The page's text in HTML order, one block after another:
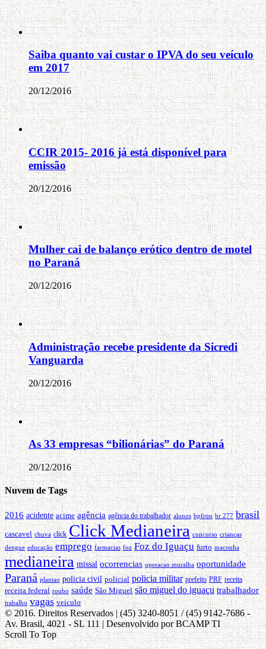
Saiba quanto vai custar o IPVA do seu veículo
em 2017
20/12/2016
CCIR 2015- 2016 já está disponível para
emissão
20/12/2016
Mulher cai de balanço erótico dentro de motel
no Paraná
20/12/2016
Administração recebe presidente da Sicredi
Vanguarda
20/12/2016
As 33 empresas “bilionárias” do Paraná
20/12/2016
Nuvem de Tags
2016 acidente acime agência agência do trabalhador alunos bpfron br 277 brasil
cascavel chuva click Click Medianeira concurso crianças
dengue educação emprego farmacias foz Foz do Iguaçu furto maconha
medianeira missal ocorrencias operacao muralha oportunidade
Paraná plantao policia civil policial policia militar prefeito PRF receita
receita federal roubo saúde São Miguel são miguel do iguaçu trabalhador
trabalho vagas veículo
© 2016. Direitos Reservados | (45) 3240-8051 / (45) 9142-7686 -
Av. Brasil, 4021 - SL 111 | Desenvolvido por BCAMP TI
Scroll To Top